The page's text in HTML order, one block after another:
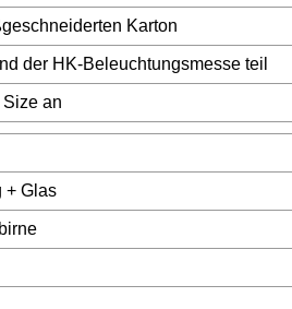
Karton
der HK-Beleuchtungsmesse teil
an
+ Glas